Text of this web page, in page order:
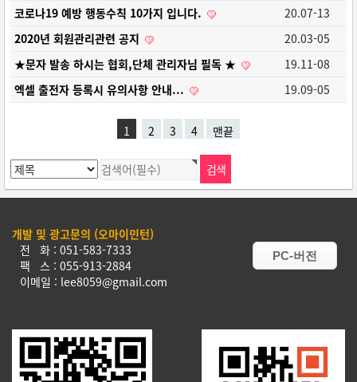
코로나19 예방 행동수칙 10가지 입니다.
20.07-13
2020년 회원관리관련 공지
20.03-05
★문자 발송 하시는 협회,단체 관리자님 필독 ★
19.11-08
엑셀 출전자 등록시 유의사항 안내...
19.09-05
1 2 3 4 맨끝
개발 및 광고문의 (오마이민턴)
전 화 : 051-583-7333
팩 스 : 055-913-2884
이메일 : lee8059@gmail.com
PC-버전